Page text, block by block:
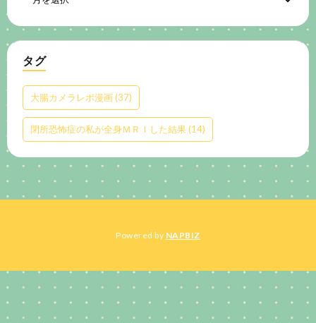
タグ
大腸カメラレポ漫画(37)
閉所恐怖症の私が全身ＭＲＩした結果(14)
Powered by NAPBIZ